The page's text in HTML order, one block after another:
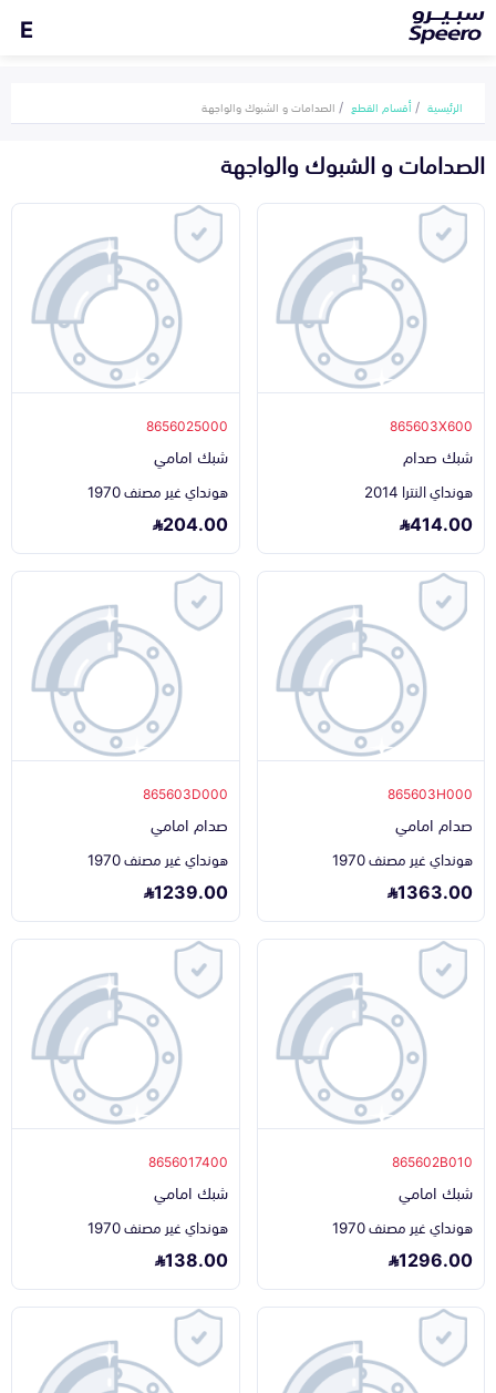
E
الرئيسية أقسام القطع الصدامات و الشبوك والواجهة
الصدامات و الشبوك والواجهة
865603X600
شبك صدام
هونداي النترا 2014
414.00
8656025000
شبك امامي
هونداي غير مصنف 1970
204.00
865603H000
صدام امامي
هونداي غير مصنف 1970
1363.00
865603D000
صدام امامي
هونداي غير مصنف 1970
1239.00
865602B010
شبك امامي
هونداي غير مصنف 1970
1296.00
8656017400
شبك امامي
هونداي غير مصنف 1970
138.00